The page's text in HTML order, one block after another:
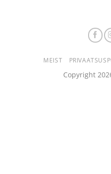
MEIST
Copyright